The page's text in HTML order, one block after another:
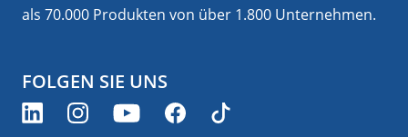
als 70.000 Produkten von über 1.800 Unternehmen.
FOLGEN SIE UNS